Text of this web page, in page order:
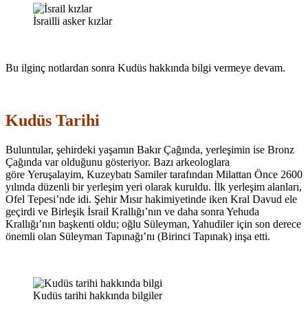
İsrailli asker kızlar
Bu ilginç notlardan sonra Kudüs hakkında bilgi vermeye devam.
Kudüs Tarihi
Buluntular, şehirdeki yaşamın Bakır Çağında, yerleşimin ise Bronz
Çağında var olduğunu gösteriyor. Bazı arkeologlara
göre Yeruşalayim, Kuzeybatı Samiler tarafından Milattan Önce 2600
yılında düzenli bir yerleşim yeri olarak kuruldu. İlk yerleşim alanları,
Ofel Tepesi’nde idi. Şehir Mısır hakimiyetinde iken Kral Davud ele
geçirdi ve Birleşik İsrail Krallığı’nın ve daha sonra Yehuda
Krallığı’nın başkenti oldu; oğlu Süleyman, Yahudiler için son derece
önemli olan Süleyman Tapınağı’nı (Birinci Tapınak) inşa etti.
Kudüs tarihi hakkında bilgiler